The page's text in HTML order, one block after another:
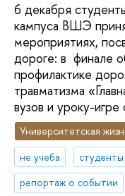
6 декабря
кампуса ВШЭ
мероприятиях,
дороге: в финале
профилактике
травматизма
вузов и уроку-
Университетская
не учеба
студенты
репортаж о событии